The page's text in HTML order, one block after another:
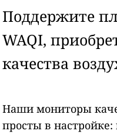
Поддержите
WAQI,
качества
Наши мониторы
просты в